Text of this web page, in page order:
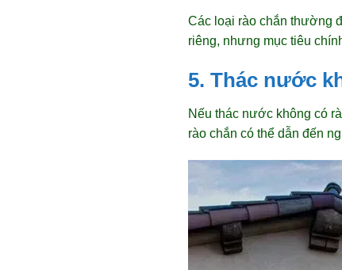
Các loại rào chắn thường
riêng, nhưng mục tiêu
5. Thác nước
Nếu thác nước không có
rào chắn có thể dẫn đến